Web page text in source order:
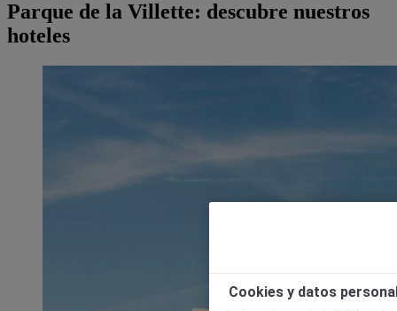
Parque de la Villette: descubre nuestros
hoteles
Cookies y datos